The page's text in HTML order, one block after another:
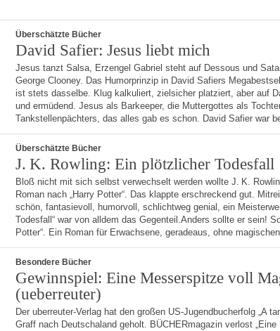
Überschätzte Bücher
David Safier: Jesus liebt mich
Jesus tanzt Salsa, Erzengel Ga­briel steht auf Dessous und
George Clooney. Das Humorprinzip in David Safiers
ist stets dasselbe. Klug kalkuliert, zielsicher platziert, aber auf
und ermüdend. Jesus als Barkeeper, die Muttergottes als
Tankstellenpächters, das alles gab es schon. David Safier war
Überschätzte Bücher
J. K. Rowling: Ein plötzlicher Todesfall
Bloß nicht mit sich selbst verwechselt werden wollte J. K.
Roman nach „Harry Potter“. Das klappte erschreckend gut.
schön, fantasievoll, humorvoll, schlichtweg genial, ein
Todesfall“ war von alldem das Gegenteil.Anders sollte er sein!
Potter“. Ein Roman für Erwachsene, geradeaus, ohne
Besondere Bücher
Gewinnspiel: Eine Messerspitze voll
(ueberreuter)
Der uberreuter-Verlag hat den großen US-Jugendbucherfolg „A
Graff nach Deutschaland geholt. BÜCHERmagazin verlost „Eine